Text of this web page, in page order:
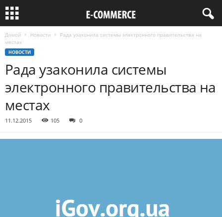
Домой Новости
Рада узаконила системы электронного правительства на
местах
НОВОСТИ
Рада узаконила системы
электронного правительства на
местах
11.12.2015 105 0